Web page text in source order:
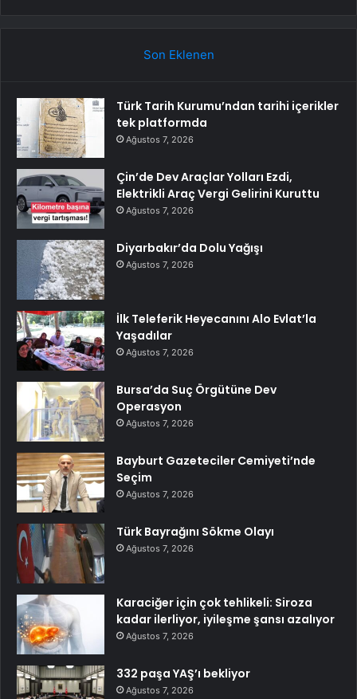
Son Eklenen
Türk Tarih Kurumu’ndan tarihi içerikler
tek platformda
Ağustos 7, 2026
Çin’de Dev Araçlar Yolları Ezdi,
Elektrikli Araç Vergi Gelirini Kuruttu
Ağustos 7, 2026
Diyarbakır’da Dolu Yağışı
Ağustos 7, 2026
İlk Teleferik Heyecanını Alo Evlat’la
Yaşadılar
Ağustos 7, 2026
Bursa’da Suç Örgütüne Dev
Operasyon
Ağustos 7, 2026
Bayburt Gazeteciler Cemiyeti’nde
Seçim
Ağustos 7, 2026
Türk Bayrağını Sökme Olayı
Ağustos 7, 2026
Karaciğer için çok tehlikeli: Siroza
kadar ilerliyor, iyileşme şansı azalıyor
Ağustos 7, 2026
332 paşa YAŞ’ı bekliyor
Ağustos 7, 2026